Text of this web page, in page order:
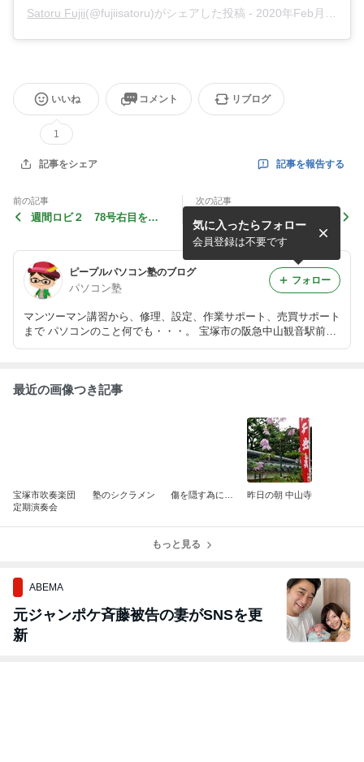
Satoru Fujii(@fujiisatoru)がシェアした投稿 - 2020年Feb月10日pm5時14分PST
いいね
1
コメント リブログ
記事をシェア 記事を報告する
前の記事
週間ロビ２ 78号右目を固
次の記事
週間ロビ２ 76号 頭のカ
メラ保護シールを貼り、上半
身と下半身を合体させ、バッ
テリーを取り...
ピープルパソコン塾のブログ
パソコン塾
マンツーマン講習から、修理、設定、作業サポート、売買サポート
まで パソコンのこと何でも・・・。 宝塚市の阪急中山観音駅前の
パソコン塾です。
気に入ったらフォロー
会員登録は不要です
フォロー
最近の画像つき記事
宝塚市吹奏楽団
定期演奏会
塾のシクラメン 傷を隠す為に… 昨日の朝 中山寺
もっと見る
ABEMA
元ジャンポケ斉藤被告の妻がSNSを更
新